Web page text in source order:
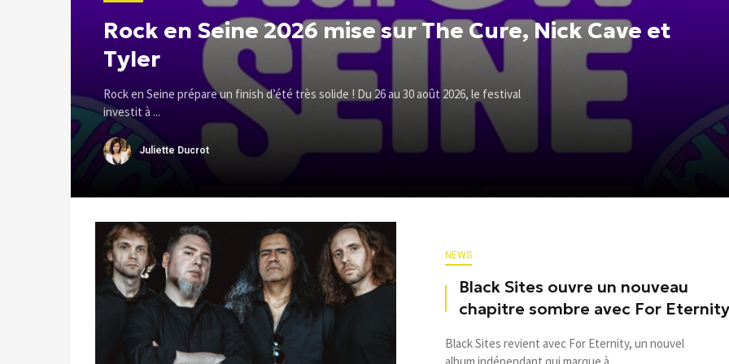
Rock en Seine 2026 mise sur The Cure, Nick Cave et
Tyler
Rock en Seine prépare un finish d’été très solide ! Du 26 au 30 août 2026, le festival
investit à ...
Juliette Ducrot
NEWS
Black Sites ouvre un nouveau
chapitre sombre avec For Eternity
Black Sites revient avec For Eternity, un nouvel